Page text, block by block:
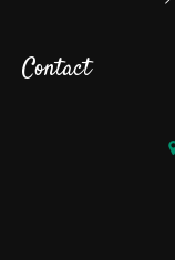
Contact